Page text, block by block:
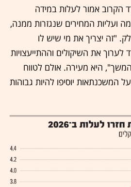
הקרוב אמור לעלות במידה
ועליות המחירים שנגזרות ממנה,
"זה יצריך את מי שיש לו
את השיקולים וההתייעצויות
היא מעירה. אולם לטווח
המשכנתאות יוסיפו להיות גבוהות